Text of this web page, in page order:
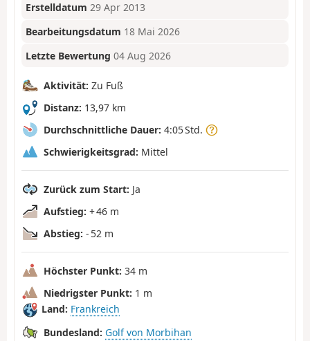
Erstelldatum 29 Apr 2013
Bearbeitungsdatum 18 Mai 2026
Letzte Bewertung 04 Aug 2026
Aktivität: Zu Fuß
Distanz: 13,97 km
Durchschnittliche Dauer: 4:05 Std.
Schwierigkeitsgrad: Mittel
Zurück zum Start: Ja
Aufstieg: + 46 m
Abstieg: - 52 m
Höchster Punkt: 34 m
Niedrigster Punkt: 1 m
Land: Frankreich
Bundesland: Golf von Morbihan